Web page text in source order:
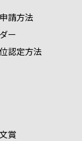
請方法
ー
認定方法
賞